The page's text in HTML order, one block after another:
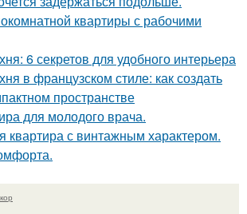
квартиры с рабочими
6 секретов для удобного интерьера
в французском стиле: как создать
пространстве
для молодого врача.
квартира с винтажным характером.